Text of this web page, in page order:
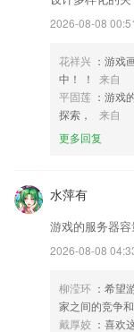
2026-08-08
花祥兴 ：游戏
中！ ！
来自
平固莲 ：游戏
探索，
来自
更多回复
水萍有
游戏的服务器
2026-08-08
柳滢环 ：希望
家之间的竞争
戴厚姣 ：喜欢